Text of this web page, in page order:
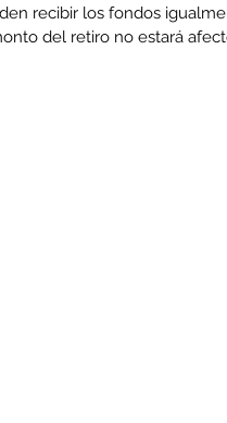
recibir los fondos
del retiro no estará